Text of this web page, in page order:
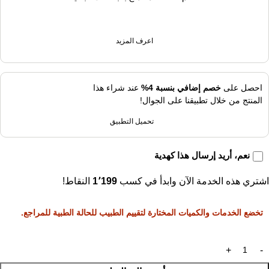
اعرف المزيد
احصل على خصم إضافي بنسبة 4%
عند شراء هذا
المنتج من خلال تطبيقنا على الجوال!
تحميل التطبيق
نعم، أريد إرسال هذا كهدية
اشتري هذه الخدمة الآن وابدأ في كسب 1٬199 النقاط!
تخضع الخدمات والكميات المختارة لتقييم الطبيب للحالة الطبية للمراجع.